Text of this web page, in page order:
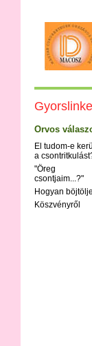
Orvos
El tudom-e
a
"Öreg
csontjaim...?"
Hogyan
Köszvényről